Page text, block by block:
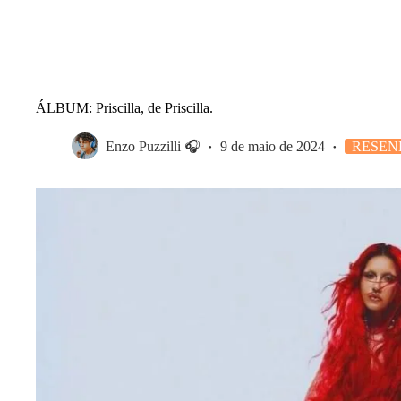
ÁLBUM: Priscilla, de Priscilla.
Enzo Puzzilli 🎧 9 de maio de 2024